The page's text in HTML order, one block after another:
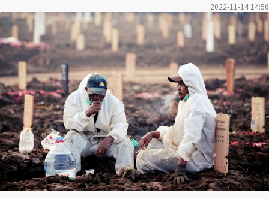
2022-11-14 14:56